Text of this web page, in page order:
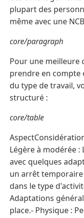
plupart des
même avec une
core/paragraph
Pour une meilleure
prendre en compte
du type de travail,
structuré :
core/table
Légère à modérée
avec quelques
un arrêt
dans le type
Adaptations
place.- Physique :